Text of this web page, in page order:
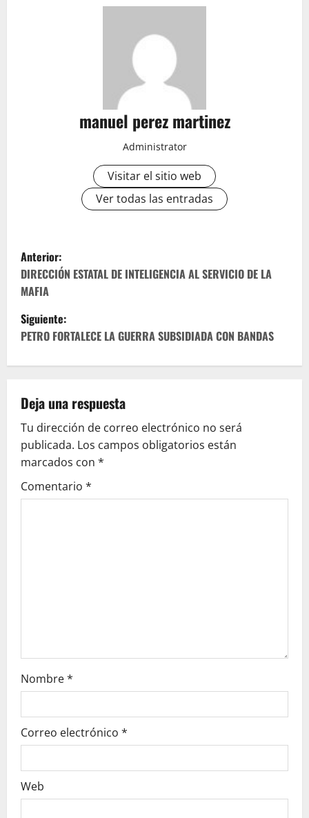
manuel perez martinez
Administrator
Visitar el sitio web
Ver todas las entradas
N
a
v
e
g
a
c
i
ó
t
r
a
d
a
s
Anterior:
DIRECCIÓN ESTATAL DE INTELIGENCIA AL SERVICIO DE LA
MAFIA
Siguiente:
PETRO FORTALECE LA GUERRA SUBSIDIADA CON BANDAS
Deja una respuesta
Tu dirección de correo electrónico no será
publicada. Los campos obligatorios están
marcados con *
Comentario *
Nombre*
Correo electrónico *
Web